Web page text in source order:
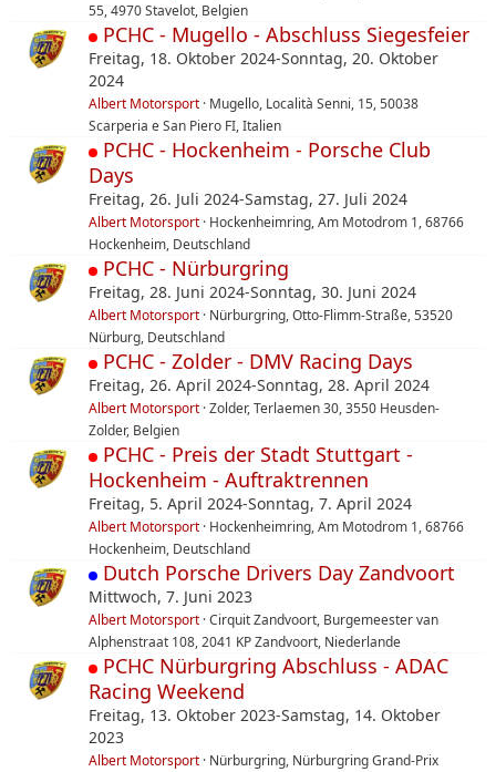
55, 4970 Stavelot, Belgien
PCHC - Mugello - Abschluss Siegesfeier
Freitag, 18. Oktober 2024-Sonntag, 20. Oktober
2024
Albert Motorsport Mugello, Località Senni, 15, 50038
Scarperia e San Piero FI, Italien
PCHC - Hockenheim - Porsche Club
Days
Freitag, 26. Juli 2024-Samstag, 27. Juli 2024
Albert Motorsport Hockenheimring, Am Motodrom 1, 68766
Hockenheim, Deutschland
PCHC - Nürburgring
Freitag, 28. Juni 2024-Sonntag, 30. Juni 2024
Albert Motorsport Nürburgring, Otto-Flimm-Straße, 53520
Nürburg, Deutschland
PCHC - Zolder - DMV Racing Days
Freitag, 26. April 2024-Sonntag, 28. April 2024
Albert Motorsport Zolder, Terlaemen 30, 3550 Heusden-
Zolder, Belgien
PCHC - Preis der Stadt Stuttgart -
Hockenheim - Auftraktrennen
Freitag, 5. April 2024-Sonntag, 7. April 2024
Albert Motorsport Hockenheimring, Am Motodrom 1, 68766
Hockenheim, Deutschland
Dutch Porsche Drivers Day Zandvoort
Mittwoch, 7. Juni 2023
Albert Motorsport Cirquit Zandvoort, Burgemeester van
Alphenstraat 108, 2041 KP Zandvoort, Niederlande
PCHC Nürburgring Abschluss - ADAC
Racing Weekend
Freitag, 13. Oktober 2023-Samstag, 14. Oktober
2023
Albert Motorsport Nürburgring, Nürburgring Grand-Prix